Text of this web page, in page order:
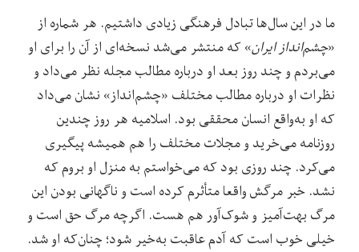
ما در این سال‌ها تبادل فرهنگی زیادی داشتیم. هر شماره از
«چشم‌انداز ایران» که منتشر می‌شد نسخه‌ای از آن را برای او
می‌بردم و چند روز بعد او درباره مطالب مجله نظر می‌داد و
نظرات او درباره مطالب مختلف «چشم‌انداز» نشان می‌داد
که او به‌واقع انسان محققی بود. اسلامیه هر روز چندین
روزنامه می‌خرید و مجلات مختلف را هم همیشه پیگیری
می‌کرد. چند روزی بود که می‌خواستم به منزل او بروم که
نشد. خبر مرگش واقعا متأثرم کرده است و ناگهانی بودن این
مرگ بهت‌‌آمیز و شوک‌آور هم هست. اگرچه مرگ حق است و
خیلی خوب است که آدم عاقبت‌ به‌خیر شود؛ چنان‌که او شد.